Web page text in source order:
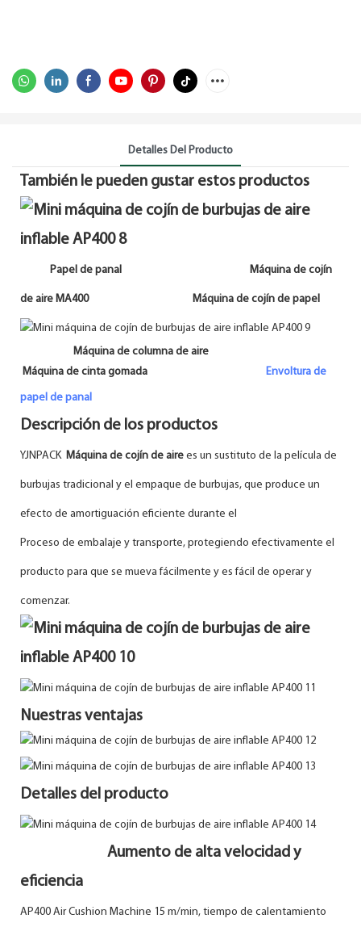
Detalles Del Producto
También le pueden gustar estos productos
Papel de panal Máquina de cojín
de aire MA400 Máquina de cojín de papel
Máquina de columna de aire
Máquina de cinta gomada
Envoltura de
papel de panal
Descripción de los productos
YJNPACK Máquina de cojín de aire es un sustituto de la película de
burbujas tradicional y el empaque de burbujas, que produce un
efecto de amortiguación eficiente durante el
Proceso de embalaje y transporte, protegiendo efectivamente el
producto para que se mueva fácilmente y es fácil de operar y
comenzar.
Nuestras ventajas
Detalles del producto
Aumento de alta velocidad y
eficiencia
AP400 Air Cushion Machine 15 m/min, tiempo de calentamiento